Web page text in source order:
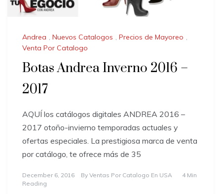
Andrea , Nuevos Catalogos , Precios de Mayoreo ,
Venta Por Catalogo
Botas Andrea Inverno 2016 –
2017
AQUÍ los catálogos digitales ANDREA 2016 –
2017 otoño-invierno temporadas actuales y
ofertas especiales. La prestigiosa marca de venta
por catálogo, te ofrece más de 35
December 6, 2016 By Ventas Por Catalogo En USA
4 Min
Reading